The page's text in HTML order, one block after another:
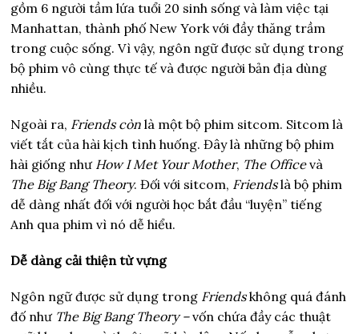
gồm 6 người tầm lứa tuổi 20 sinh sống và làm việc tại
Manhattan, thành phố New York với đầy thăng trầm
trong cuộc sống. Vì vậy, ngôn ngữ được sử dụng trong
bộ phim vô cùng thực tế và được người bản địa dùng
nhiều.
Ngoài ra, Friendscònlà một bộ phim sitcom. Sitcom là
viết tắt của hài kịch tình huống. Đây là những bộ phim
hài giống như How I Met Your Mother, The Officevà
The Big Bang Theory. Đối với sitcom, Friendslà bộ phim
dễ dàng nhất đối với người học bắt đầu “luyện” tiếng
Anh qua phim vì nó dễ hiểu.
Dễ dàng cải thiện từ vựng
Ngôn ngữ được sử dụng trong Friends không quá đánh
đố như The Big Bang Theory–vốn chứa đầy các thuật